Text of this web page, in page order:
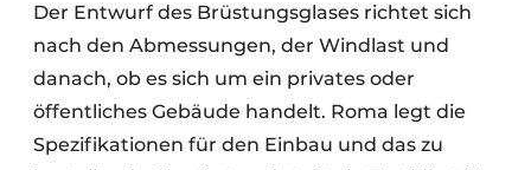
Der Entwurf des Brüstungsglases richtet sich
nach den Abmessungen, der Windlast und
danach, ob es sich um ein privates oder
öffentliches Gebäude handelt. Roma legt die
Spezifikationen für den Einbau und das zu